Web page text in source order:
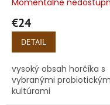
€24
DETAIL
vysoký obsah horčíka s
vybranými
kultúrami